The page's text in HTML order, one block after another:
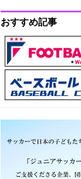
おすすめ記事